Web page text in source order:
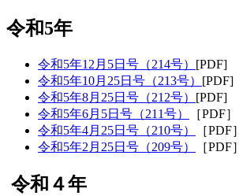
令和5年
令和5年12月5日号（214号） [PDF]
令和5年10月25日号（213号） [PDF]
令和5年8月25日号（212号） [PDF]
令和5年6月5日号（211号）
［PDF］
令和5年4月25日号（210号）
［PDF］
令和5年2月25日号（209号）
［PDF］
令和４年